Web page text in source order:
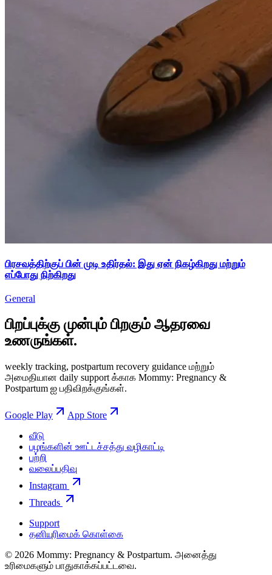
பிரசவத்திற்குப் பின் முடி உதிர்தல்: இது ஏன் நிகழ்கிறது மற்றும்
எப்போது நிற்கிறது
General
பிறப்புக்கு முன்பும் பிறகும் ஆதரவை
உணருங்கள்.
weekly tracking, postpartum recovery guidance மற்றும்
அமைதியான daily support க்காக Mommy: Pregnancy &
Postpartum ஐ பதிவிறக்குங்கள்.
Google Play
App Store
வீடு
பழங்களின் ஊட்டச்சத்து வழிகாட்டி
பற்றி
வலைப்பதிவு
Instagram
Threads
Support
தனியுரிமைக் கொள்கை
© 2026 Mommy: Pregnancy & Postpartum. அனைத்து
உரிமைகளும் பாதுகாக்கப்பட்டவை.